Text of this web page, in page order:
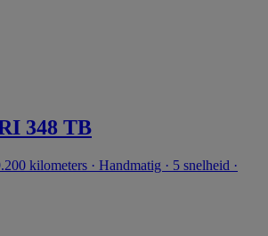
348 TB
kilometers · Handmatig · 5 snelheid ·